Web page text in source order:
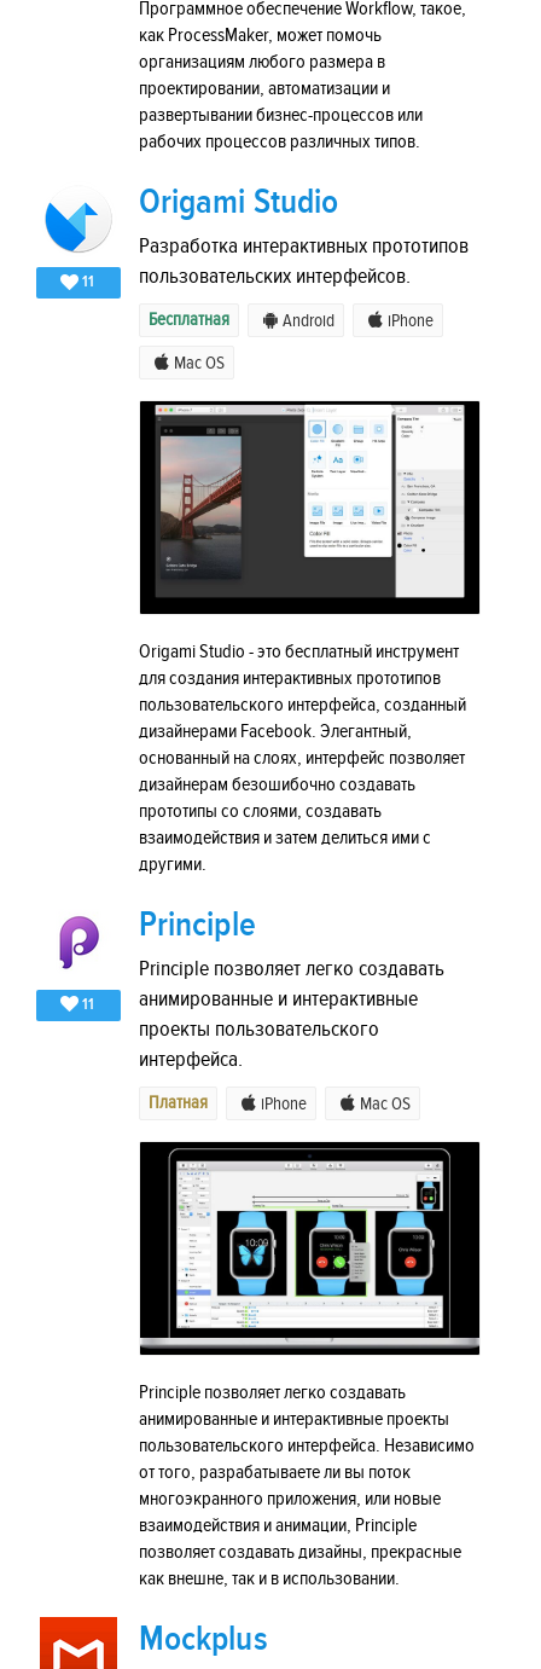
Программное обеспечение Workflow, такое,
как ProcessMaker, может помочь
организациям любого размера в
проектировании, автоматизации и
развертывании бизнес-процессов или
рабочих процессов различных типов.
11
Origami Studio
Разработка интерактивных прототипов
пользовательских интерфейсов.
Бесплатная Android iPhone
Mac OS
Origami Studio - это бесплатный инструмент
для создания интерактивных прототипов
пользовательского интерфейса, созданный
дизайнерами Facebook. Элегантный,
основанный на слоях, интерфейс позволяет
дизайнерам безошибочно создавать
прототипы со слоями, создавать
взаимодействия и затем делиться ими с
другими.
11
Principle
Principle позволяет легко создавать
анимированные и интерактивные
проекты пользовательского
интерфейса.
Платная iPhone Mac OS
Principle позволяет легко создавать
анимированные и интерактивные проекты
пользовательского интерфейса. Независимо
от того, разрабатываете ли вы поток
многоэкранного приложения, или новые
взаимодействия и анимации, Principle
позволяет создавать дизайны, прекрасные
как внешне, так и в использовании.
Mockplus